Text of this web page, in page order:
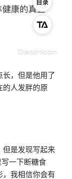
，但是他用了
的人发胖的原
但是发现写起来
一下断糖食
，我相信你会有